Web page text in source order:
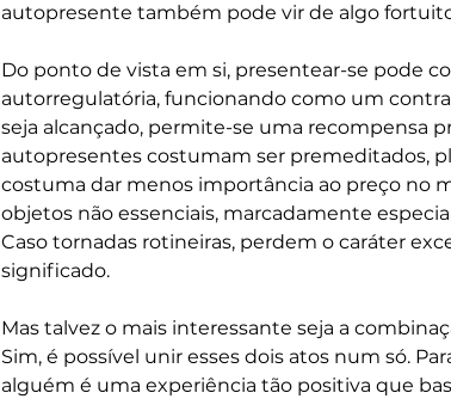
autopresente também pode vir de algo
Do ponto de vista em si, presentear-se pode
autorregulatória, funcionando como um
seja alcançado, permite-se uma recompensa
autopresentes costumam ser premeditados,
costuma dar menos importância ao preço no
objetos não essenciais, marcadamente
Caso tornadas rotineiras, perdem o caráter
significado.
Mas talvez o mais interessante seja a
Sim, é possível unir esses dois atos num só.
alguém é uma experiência tão positiva que